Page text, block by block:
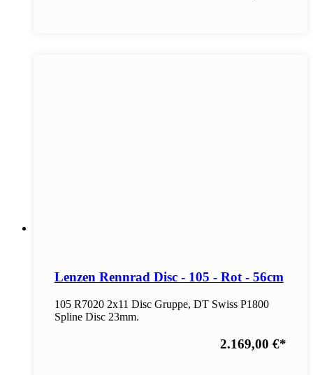
Lenzen Rennrad Disc - 105 - Rot - 56cm
105 R7020 2x11 Disc Gruppe, DT Swiss P1800
Spline Disc 23mm.
2.169,00 €*